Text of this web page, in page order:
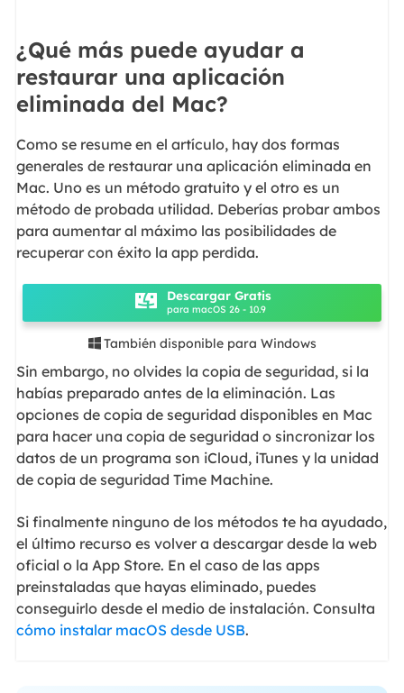
¿Qué más puede ayudar a
restaurar una aplicación
eliminada del Mac?
Como se resume en el artículo, hay dos formas
generales de restaurar una aplicación eliminada en
Mac. Uno es un método gratuito y el otro es un
método de probada utilidad. Deberías probar ambos
para aumentar al máximo las posibilidades de
recuperar con éxito la app perdida.
Descargar Gratis
para macOS 26 - 10.9
 También disponible para Windows
Sin embargo, no olvides la copia de seguridad, si la
habías preparado antes de la eliminación. Las
opciones de copia de seguridad disponibles en Mac
para hacer una copia de seguridad o sincronizar los
datos de un programa son iCloud, iTunes y la unidad
de copia de seguridad Time Machine.
Si finalmente ninguno de los métodos te ha ayudado,
el último recurso es volver a descargar desde la web
oficial o la App Store. En el caso de las apps
preinstaladas que hayas eliminado, puedes
conseguirlo desde el medio de instalación. Consulta
cómo instalar macOS desde USB.